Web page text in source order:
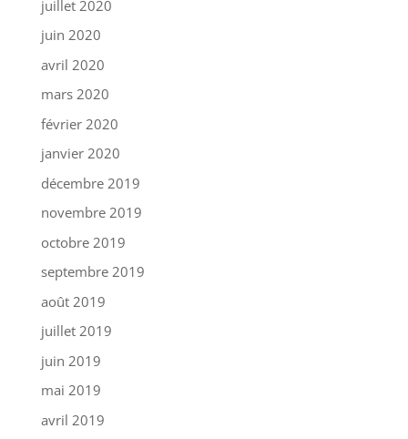
juillet 2020
juin 2020
avril 2020
mars 2020
février 2020
janvier 2020
décembre 2019
novembre 2019
octobre 2019
septembre 2019
août 2019
juillet 2019
juin 2019
mai 2019
avril 2019